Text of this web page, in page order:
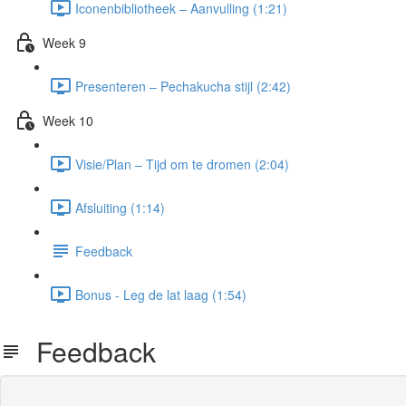
Iconenbibliotheek – Aanvulling (1:21)
Week 9
Presenteren – Pechakucha stijl (2:42)
Week 10
Visie/Plan – Tijd om te dromen (2:04)
Afsluiting (1:14)
Feedback
Bonus - Leg de lat laag (1:54)
Feedback